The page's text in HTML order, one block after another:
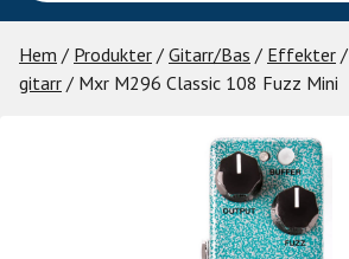
du
efter?
Hem / Produkter / Gitarr/Bas / Effekter /
gitarr / Mxr M296 Classic 108 Fuzz Mini